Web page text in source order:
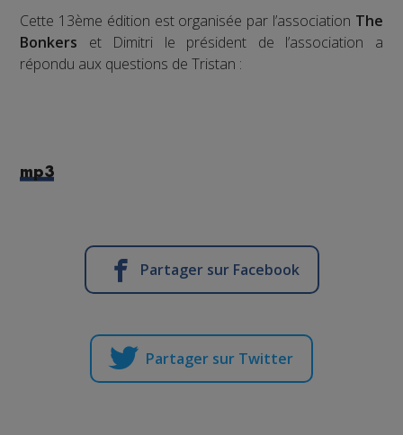
Cette 13ème édition est organisée par l’association The
Bonkers et Dimitri le président de l’association a
répondu aux questions de Tristan :
mp3
Partager sur Facebook
Partager sur Twitter